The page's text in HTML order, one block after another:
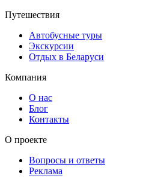
Путешествия
Автобусные туры
Экскурсии
Отдых в Беларуси
Компания
О нас
Блог
Контакты
О проекте
Вопросы и ответы
Реклама